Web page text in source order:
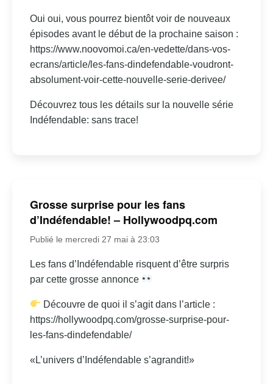
Oui oui, vous pourrez bientôt voir de nouveaux
épisodes avant le début de la prochaine saison :
https://www.noovomoi.ca/en-vedette/dans-vos-
ecrans/article/les-fans-dindefendable-voudront-
absolument-voir-cette-nouvelle-serie-derivee/
Découvrez tous les détails sur la nouvelle série
Indéfendable: sans trace!
Grosse surprise pour les fans
d’Indéfendable! – Hollywoodpq.com
Publié le mercredi 27 mai à 23:03
Les fans d’Indéfendable risquent d’être surpris
par cette grosse annonce
Découvre de quoi il s’agit dans l’article :
https://hollywoodpq.com/grosse-surprise-pour-
les-fans-dindefendable/
«L’univers d’Indéfendable s’agrandit!»